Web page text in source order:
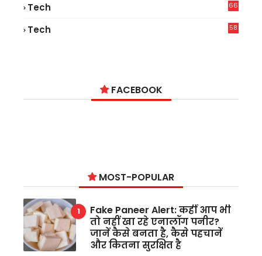
Tech
66
Tech
58
FACEBOOK
MOST-POPULAR
Fake Paneer Alert: कहीं आप भी
तो नहीं खा रहे एनालॉग पनीर?
जानें कैसे बनता है, कैसे पहचानें
और कितना सुरक्षित है